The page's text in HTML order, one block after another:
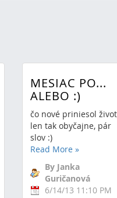
MESIAC PO...
ALEBO :)
čo nové priniesol
len tak obyčajne, pár
slov :)
Read More »
By Janka
Guričanová
6/14/13 11:10 PM